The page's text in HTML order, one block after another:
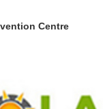
Centre